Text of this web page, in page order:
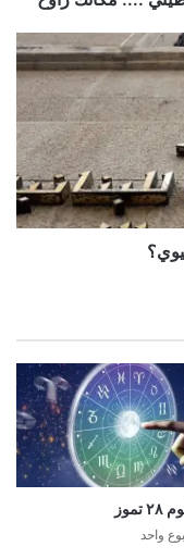
كنت قد رتبتها في
تتراكم عليك وتؤثر
في حياتك، اعمل
من جديد للمشاريع
في الفترة المقبلة
الذي انت فيه في
في جلسة نميمة في
على لسانك، انت بغنى
الفترة المقبلة،
بعدما كنت على
مع الشريك من
واحد